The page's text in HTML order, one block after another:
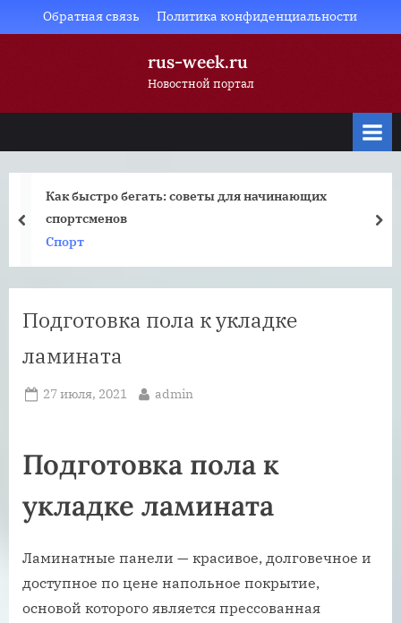
to
Обратная связь Политика конфиденциальности
rus-week.ru
Новостной портал
Как быстро бегать: советы для начинающих
спортсменов
Спорт
prev
Подготовка пола к укладке
ламината
Posted
27 июля, 2021 By
admin
Подготовка пола к
укладке ламината
Ламинатные панели — красивое, долговечное и
доступное по цене напольное покрытие,
основой которого является прессованная